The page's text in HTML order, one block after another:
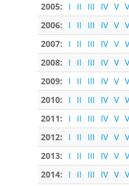
2005:
I II III IV V
2006:
I II III IV V
2007:
I II III IV V
2008:
I II III IV V
2009:
I II III IV V
2010:
I II III IV V
2011:
I II III IV V
2012:
I II III IV V
2013:
I II III IV V
2014:
I II III IV V